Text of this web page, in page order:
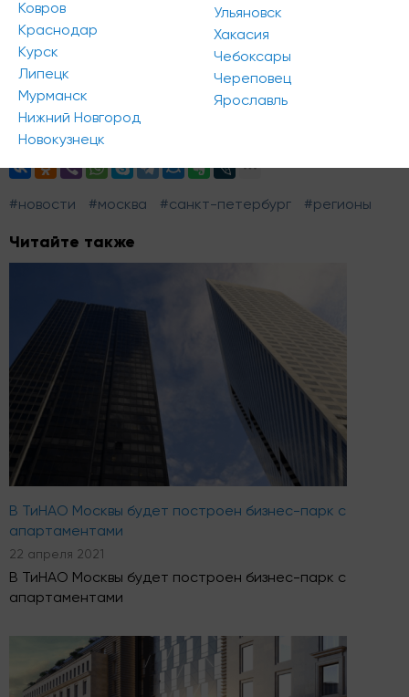
Компанией предложены три варианта отделки.
Источник:pravda.ru
Поделиться в моих соцсетях:
#новости #москва #санкт-петербург #регионы
Читайте также
В ТиНАО Москвы будет построен бизнес-парк с
апартаментами
22 апреля 2021
В ТиНАО Москвы будет построен бизнес-парк с
апартаментами
Ковров
Краснодар
Курск
Липецк
Мурманск
Нижний Новгород
Новокузнецк
Ульяновск
Хакасия
Чебоксары
Череповец
Ярославль